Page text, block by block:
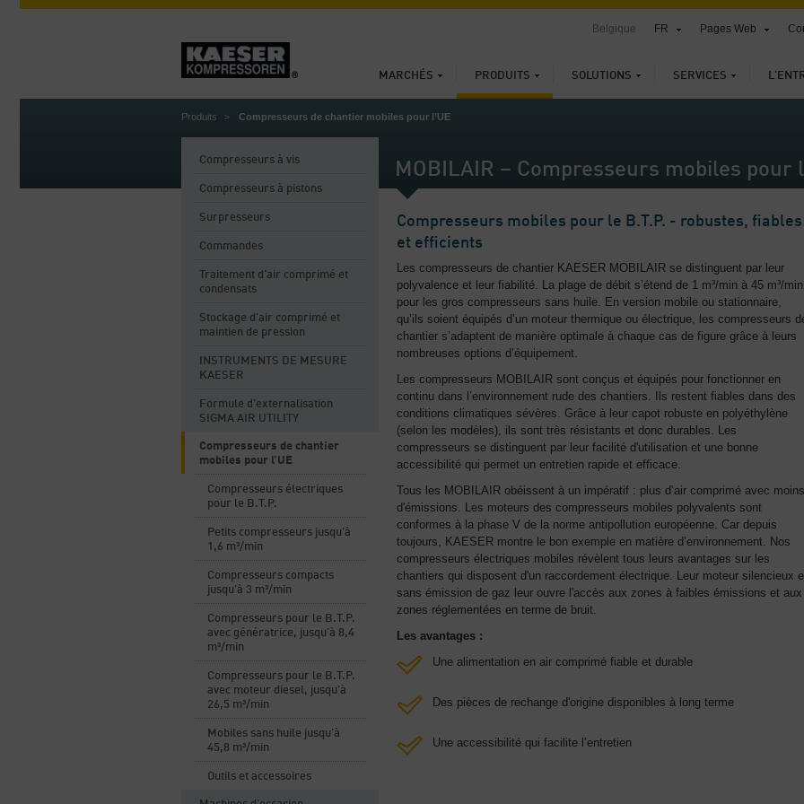
MARCHÉS PRODUITS SOLUTIONS SERVICES
Belgique FR Pages Web
Produits Compresseurs de chantier mobiles pour l’UE
MOBILAIR – Compresseurs mobiles pour
Compresseurs à vis
Compresseurs à pistons
Surpresseurs
Commandes
Traitement d'air comprimé et
condensats
Stockage d'air comprimé et
maintien de pression
INSTRUMENTS DE MESURE
KAESER
Formule d'externalisation
SIGMA AIR UTILITY
Compresseurs de chantier
mobiles pour l’UE
Compresseurs électriques
pour le B.T.P.
Petits compresseurs jusqu'à
1,6 m³/min
Compresseurs compacts
jusqu'à 3 m³/min
Compresseurs pour le B.T.P.
avec génératrice, jusqu’à 8,4
m³/min
Compresseurs pour le B.T.P.
avec moteur diesel, jusqu'à
26,5 m³/min
Mobiles sans huile jusqu'à
45,8 m³/min
Outils et accessoires
Compresseurs mobiles pour le B.T.P. - robustes, fiables
et efficients
Les compresseurs de chantier KAESER MOBILAIR se distinguent par leur
polyvalence et leur fiabilité. La plage de débit s’étend de 1 m³/min à 45 m³/min
pour les gros compresseurs sans huile. En version mobile ou stationnaire,
qu’ils soient équipés d’un moteur thermique ou électrique, les compresseurs
chantier s’adaptent de manière optimale à chaque cas de figure grâce à leurs
nombreuses options d’équipement.
Les compresseurs MOBILAIR sont conçus et équipés pour fonctionner en
continu dans l’environnement rude des chantiers. Ils restent fiables dans des
conditions climatiques sévères. Grâce à leur capot robuste en polyéthylène
(selon les modèles), ils sont très résistants et donc durables. Les
compresseurs se distinguent par leur facilité d'utilisation et une bonne
accessibilité qui permet un entretien rapide et efficace.
Tous les MOBILAIR obéissent à un impératif : plus d’air comprimé avec moins
d'émissions. Les moteurs des compresseurs mobiles polyvalents sont
conformes à la phase V de la norme antipollution européenne. Car depuis
toujours, KAESER montre le bon exemple en matière d’environnement. Nos
compresseurs électriques mobiles révèlent tous leurs avantages sur les
chantiers qui disposent d'un raccordement électrique. Leur moteur silencieux
sans émission de gaz leur ouvre l'accès aux zones à faibles émissions et aux
zones réglementées en terme de bruit.
Les avantages :
Une alimentation en air comprimé fiable et durable
Des pièces de rechange d'origine disponibles à long terme
Une accessibilité qui facilite l’entretien